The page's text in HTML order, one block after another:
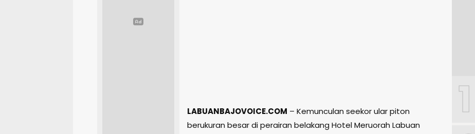
LABUANBAJOVOICE.COM – Kemunculan seekor ular piton
berukuran besar di perairan belakang Hotel Meruorah Labuan
1